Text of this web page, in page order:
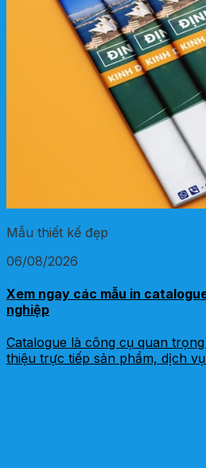
Mẫu thiết kế đẹp
06/08/2026
Xem ngay các mẫu in
nghiệp
Catalogue là công cụ quan
thiệu trực tiếp sản phẩm, dịch